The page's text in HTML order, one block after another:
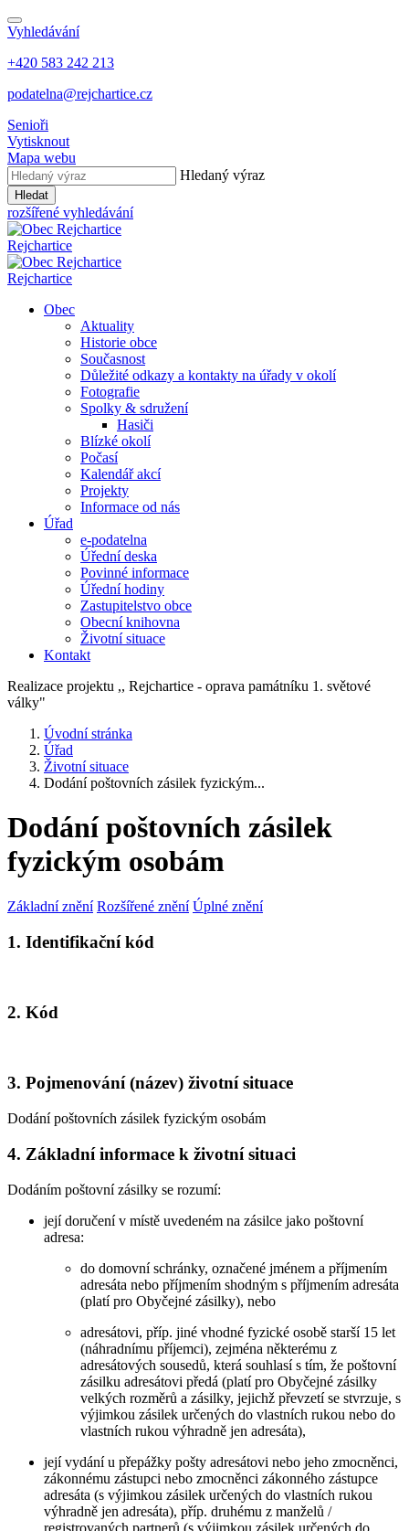
Vyhledávání
+420 583 242 213
podatelna@rejchartice.cz
Senioři
Vytisknout
Mapa webu
Hledaný výraz
Hledat
rozšířené vyhledávání
Rejchartice
Rejchartice
Obec
Aktuality
Historie obce
Současnost
Důležité odkazy a kontakty na úřady v okolí
Fotografie
Spolky & sdružení
Hasiči
Blízké okolí
Počasí
Kalendář akcí
Projekty
Informace od nás
Úřad
e-podatelna
Úřední deska
Povinné informace
Úřední hodiny
Zastupitelstvo obce
Obecní knihovna
Životní situace
Kontakt
Realizace projektu ,, Rejchartice - oprava památníku 1. světové
války"
Úvodní stránka
Úřad
Životní situace
Dodání poštovních zásilek fyzickým...
Dodání poštovních zásilek
fyzickým osobám
Základní znění Rozšířené znění Úplné znění
1. Identifikační kód
2. Kód
3. Pojmenování (název) životní situace
Dodání poštovních zásilek fyzickým osobám
4. Základní informace k životní situaci
Dodáním poštovní zásilky se rozumí:
její doručení v místě uvedeném na zásilce jako poštovní
adresa:
do domovní schránky, označené jménem a příjmením
adresáta nebo příjmením shodným s příjmením adresáta
(platí pro Obyčejné zásilky), nebo
adresátovi, příp. jiné vhodné fyzické osobě starší 15 let
(náhradnímu příjemci), zejména některému z
adresátových sousedů, která souhlasí s tím, že poštovní
zásilku adresátovi předá (platí pro Obyčejné zásilky
velkých rozměrů a zásilky, jejichž převzetí se stvrzuje, s
výjimkou zásilek určených do vlastních rukou nebo do
vlastních rukou výhradně jen adresáta),
její vydání u přepážky pošty adresátovi nebo jeho zmocněnci,
zákonnému zástupci nebo zmocněnci zákonného zástupce
adresáta (s výjimkou zásilek určených do vlastních rukou
výhradně jen adresáta), příp. druhému z manželů /
registrovaných partnerů (s výjimkou zásilek určených do